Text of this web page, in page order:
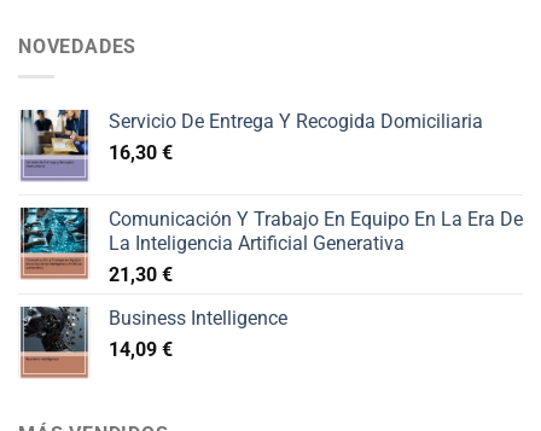
NOVEDADES
Servicio De Entrega Y Recogida Domiciliaria
16,30 €
Comunicación Y Trabajo En Equipo En La Era De
La Inteligencia Artificial Generativa
21,30 €
Business Intelligence
14,09 €